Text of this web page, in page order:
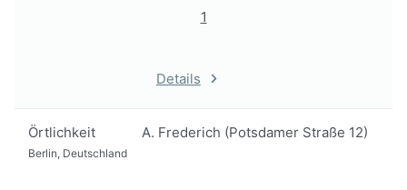
1
Details
Örtlichkeit A. Frederich (Potsdamer Straße 12)
Berlin, Deutschland